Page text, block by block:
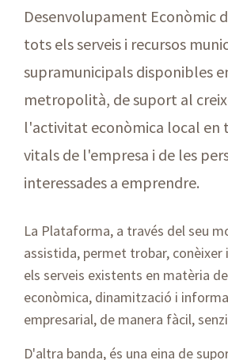
Desenvolupament Econòmic
tots els serveis i recursos
supramunicipals disponibles
metropolità, de suport al
l'activitat econòmica local en
vitals de l'empresa i de les
interessades a emprendre.
La Plataforma, a través del seu
assistida, permet trobar, conèixer
els serveis existents en matèria
econòmica, dinamització i
empresarial, de manera fàcil,
D'altra banda, és una eina de